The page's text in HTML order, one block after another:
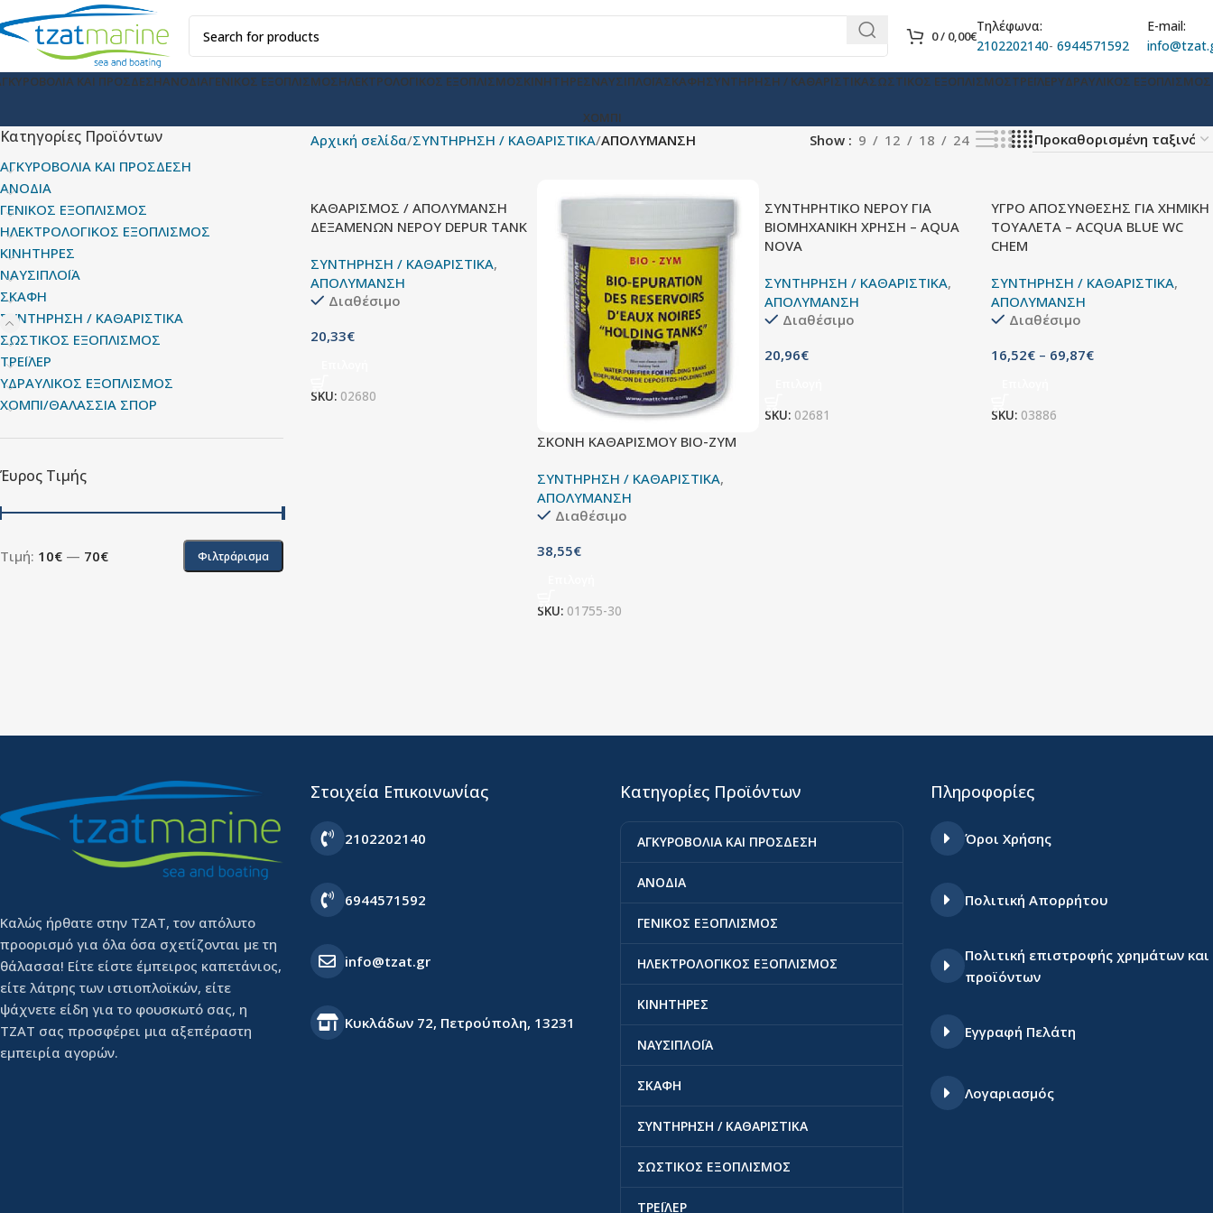
0/ 0,00€
Τηλέφωνα:
2102202140- 6944571592
E-mail:
ΚΑΙ ΠΡΟΣΔΕΣΗΑΝΟΔΙΑΓΕΝΙΚΟΣ ΕΞΟΠΛΙΣΜΟΣΗΛΕΚΤΡΟΛΟΓΙΚΟΣ ΕΞΟΠΛΙΣΜΟΣΚΙΝΗΤΗΡΕΣΝΑΥΣΙΠΛΟΪΑΣΚΑΦΗΣΥΝΤΗΡΗΣΗ / ΚΑΘΑΡΙΣΤΙΚΑΣΩΣΤΙΚΟΣ ΕΞΟΠΛΙΣΜΟΣΤΡΕΪΛΕΡΥΔΡΑΥΛΙΚΟΣ ΕΞΟΠΛΙΣΜΟΣ
ΧΟΜΠΙ
Κατηγορίες Προϊόντων
ΑΓΚΥΡΟΒΟΛΙΑ ΚΑΙ ΠΡΟΣΔΕΣΗ
ΑΝΟΔΙΑ
ΓΕΝΙΚΟΣ ΕΞΟΠΛΙΣΜΟΣ
ΗΛΕΚΤΡΟΛΟΓΙΚΟΣ ΕΞΟΠΛΙΣΜΟΣ
ΚΙΝΗΤΗΡΕΣ
ΝΑΥΣΙΠΛΟΪΑ
ΣΚΑΦΗ
ΣΥΝΤΗΡΗΣΗ / ΚΑΘΑΡΙΣΤΙΚΑ
ΣΩΣΤΙΚΟΣ ΕΞΟΠΛΙΣΜΟΣ
ΤΡΕΪΛΕΡ
ΥΔΡΑΥΛΙΚΟΣ ΕΞΟΠΛΙΣΜΟΣ
ΧΟΜΠΙ/ΘΑΛΑΣΣΙΑ ΣΠΟΡ
Έυρος Τιμής
Φιλτράρισμα
Τιμή: 10€ — 70€
Αρχική σελίδα ΣΥΝΤΗΡΗΣΗ / ΚΑΘΑΡΙΣΤΙΚΑ ΑΠΟΛΥΜΑΝΣΗ Show 9 12 18 24
ΚΑΘΑΡΙΣΜΟΣ / ΑΠΟΛΥΜΑΝΣΗ
ΔΕΞΑΜΕΝΩΝ ΝΕΡΟΥ DEPUR TANK
ΣΥΝΤΗΡΗΣΗ / ΚΑΘΑΡΙΣΤΙΚΑ,
ΑΠΟΛΥΜΑΝΣΗ
Διαθέσιμο
20,33€
SKU: 02680
ΣΚΟΝΗ ΚΑΘΑΡΙΣΜΟΥ BIO-ZYM
ΣΥΝΤΗΡΗΣΗ / ΚΑΘΑΡΙΣΤΙΚΑ,
ΑΠΟΛΥΜΑΝΣΗ
Διαθέσιμο
38,55€
SKU: 01755-30
ΣΥΝΤΗΡΗΤΙΚΟ ΝΕΡΟΥ ΓΙΑ
ΒΙΟΜΗΧΑΝΙΚΗ ΧΡΗΣΗ – AQUA
NOVA
ΣΥΝΤΗΡΗΣΗ / ΚΑΘΑΡΙΣΤΙΚΑ,
ΑΠΟΛΥΜΑΝΣΗ
Διαθέσιμο
20,96€
SKU: 02681
ΥΓΡΟ ΑΠΟΣΥΝΘΕΣΗΣ ΓΙΑ ΧΗΜΙΚΗ
ΤΟΥΑΛΕΤΑ – ACQUA BLUE WC
CHEM
ΣΥΝΤΗΡΗΣΗ / ΚΑΘΑΡΙΣΤΙΚΑ,
ΑΠΟΛΥΜΑΝΣΗ
Διαθέσιμο
16,52€ – 69,87€
SKU: 03886
Καλώς ήρθατε στην ΤΖΑΤ, τον απόλυτο
προορισμό για όλα όσα σχετίζονται με τη
θάλασσα! Είτε είστε έμπειρος καπετάνιος,
είτε λάτρης των ιστιοπλοϊκών, είτε
ψάχνετε είδη για το φουσκωτό σας, η
ΤΖΑΤ σας προσφέρει μια αξεπέραστη
εμπειρία αγορών.
Στοιχεία Επικοινωνίας
2102202140
6944571592
info@tzat.gr
Κυκλάδων 72, Πετρούπολη, 13231
Κατηγορίες Προϊόντων
ΑΓΚΥΡΟΒΟΛΙΑ ΚΑΙ ΠΡΟΣΔΕΣΗ
ΑΝΟΔΙΑ
ΓΕΝΙΚΟΣ ΕΞΟΠΛΙΣΜΟΣ
ΗΛΕΚΤΡΟΛΟΓΙΚΟΣ ΕΞΟΠΛΙΣΜΟΣ
ΚΙΝΗΤΗΡΕΣ
ΝΑΥΣΙΠΛΟΪΑ
ΣΚΑΦΗ
ΣΥΝΤΗΡΗΣΗ / ΚΑΘΑΡΙΣΤΙΚΑ
ΣΩΣΤΙΚΟΣ ΕΞΟΠΛΙΣΜΟΣ
ΤΡΕΪΛΕΡ
Πληροφορίες
Όροι Χρήσης
Πολιτική Απορρήτου
Πολιτική επιστροφής χρημάτων και
προϊόντων
Εγγραφή Πελάτη
Λογαριασμός